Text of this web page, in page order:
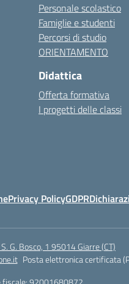
Personale scolastico
Famiglie e studenti
Percorsi di studio
ORIENTAMENTO
Didattica
Offerta formativa
I progetti delle classi
Privacy PolicyGDPR
G. Bosco, 1 95014 Giarre (CT)
Posta elettronica certificata